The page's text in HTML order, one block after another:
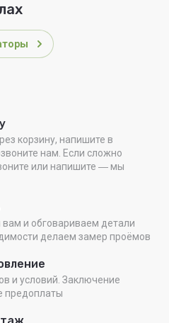
корзину, напишите в
нам. Если сложно
или напишите ― мы
и обговариваем детали
делаем замер проёмов
и условий. Заключение
предоплаты